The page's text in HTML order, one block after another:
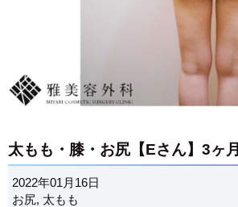
太もも・膝・お尻【Eさん】3ヶ月
2022年01月16日
お尻, 太もも